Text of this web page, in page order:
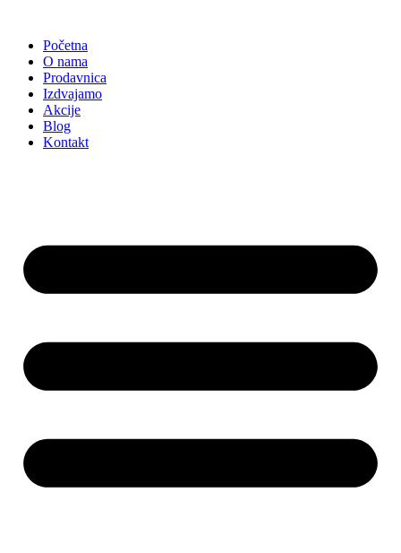
sadržajPočetna
O nama
Prodavnica
Izdvajamo
Akcije
Blog
Kontakt